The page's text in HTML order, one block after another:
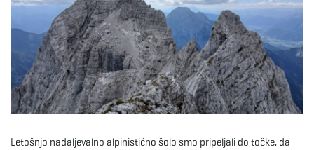
g
Letošnjo nadaljevalno alpinistično šolo smo pripeljali do točke, da